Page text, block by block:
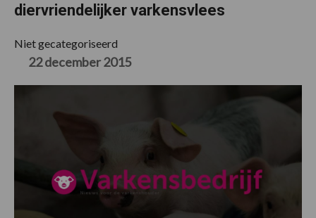
diervriendelijker varkensvlees
Niet gecategoriseerd
22 december 2015